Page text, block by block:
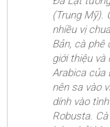
(Trung Mỹ).
nhiều vị
Bản, cà
giới thiệu và
Arabica của
nên sa vào
dính vào
Robusta.